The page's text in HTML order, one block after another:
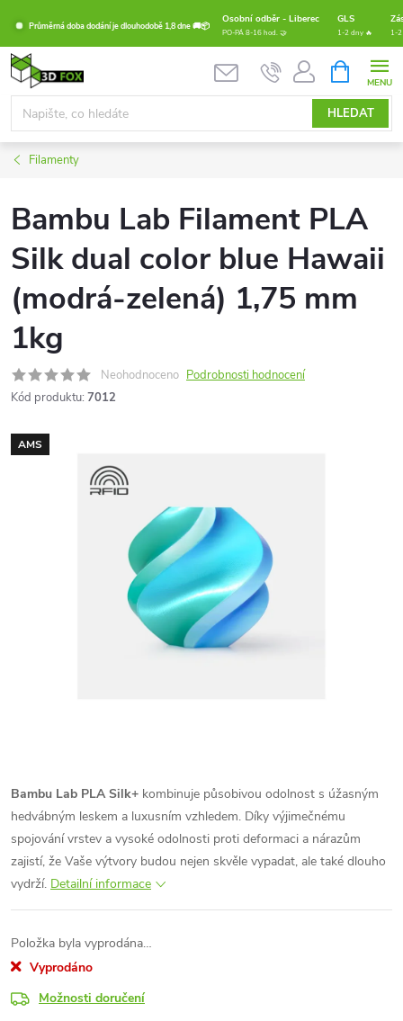
obsah
Průměrná doba dodání je dlouhodobě 1,8 dne 🚚📦
Osobní odběr - Liberec GLS
PO-PÁ 8-16 hod. 🤝 1-2 dny 🔥 1-
HLEDAT
NÁKUPNÍ
KOŠÍK
Filamenty
Bambu Lab Filament PLA
Silk dual color blue Hawaii
(modrá-zelená) 1,75 mm
1kg
Neohodnoceno Podrobnosti hodnocení
Kód produktu: 7012
AMS
Bambu Lab PLA Silk+ kombinuje působivou odolnost s úžasným
hedvábným leskem a luxusním vzhledem. Díky výjimečnému
spojování vrstev a vysoké odolnosti proti deformaci a nárazům
zajistí, že Vaše výtvory budou nejen skvěle vypadat, ale také dlouho
vydrží. Detailní informace
Položka byla vyprodána…
Vyprodáno
Možnosti doručení